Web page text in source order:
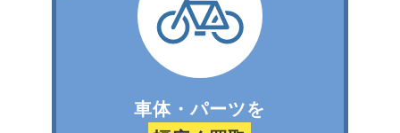
車体・パーツを